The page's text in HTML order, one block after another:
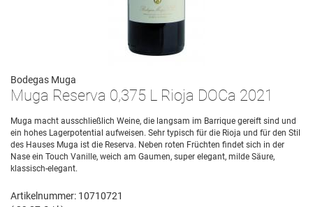
Bodegas Muga
Muga Reserva 0,375 L Rioja DOCa 2021
Muga macht ausschließlich Weine, die langsam im Barrique gereift sind und
ein hohes Lagerpotential aufweisen. Sehr typisch für die Rioja und für den Stil
des Hauses Muga ist die Reserva. Neben roten Früchten findet sich in der
Nase ein Touch Vanille, weich am Gaumen, super elegant, milde Säure,
klassisch-elegant.
Artikelnummer: 10710721